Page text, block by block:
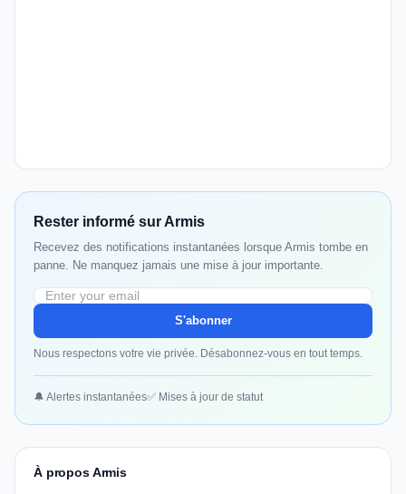
Rester informé sur Armis
Recevez des notifications instantanées lorsque Armis tombe en
panne. Ne manquez jamais une mise à jour importante.
S'abonner
Nous respectons votre vie privée. Désabonnez-vous en tout temps.
🔔 Alertes instantanées✅ Mises à jour de statut
À propos Armis